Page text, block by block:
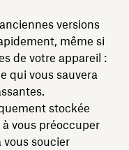
versions
même si
de votre appareil :
qui vous sauvera
stockée
à vous préoccuper
vous soucier